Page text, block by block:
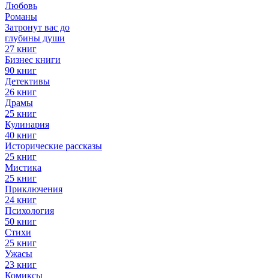
Любовь
Романы
Затронут вас до
глубины души
27 книг
Бизнес книги
90 книг
Детективы
26 книг
Драмы
25 книг
Кулинария
40 книг
Исторические рассказы
25 книг
Мистика
25 книг
Приключения
24 книг
Психология
50 книг
Стихи
25 книг
Ужасы
23 книг
Комиксы